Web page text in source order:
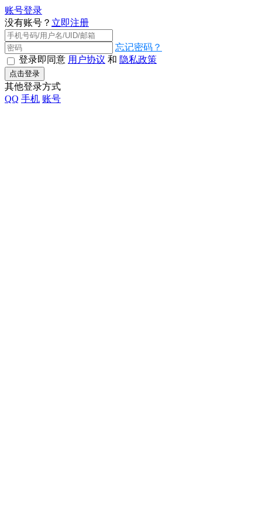
账号登录
没有账号？ 立即注册
忘记密码？
登录即同意 用户协议 和 隐私政策
点击登录
其他登录方式
QQ 手机 账号